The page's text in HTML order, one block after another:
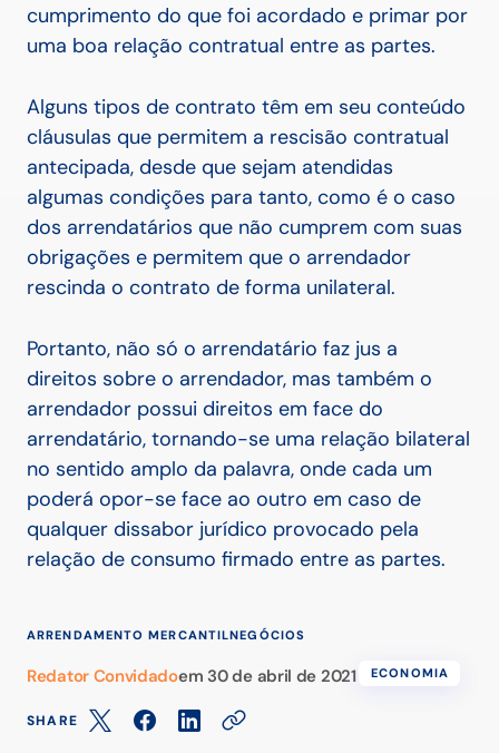
cumprimento do que foi acordado e primar por
uma boa relação contratual entre as partes.
Alguns tipos de contrato têm em seu conteúdo
cláusulas que permitem a rescisão contratual
antecipada, desde que sejam atendidas
algumas condições para tanto, como é o caso
dos arrendatários que não cumprem com suas
obrigações e permitem que o arrendador
rescinda o contrato de forma unilateral.
Portanto, não só o arrendatário faz jus a
direitos sobre o arrendador, mas também o
arrendador possui direitos em face do
arrendatário, tornando-se uma relação bilateral
no sentido amplo da palavra, onde cada um
poderá opor-se face ao outro em caso de
qualquer dissabor jurídico provocado pela
relação de consumo firmado entre as partes.
ARRENDAMENTO MERCANTILNEGÓCIOS
Redator Convidadoem 30 de abril de 2021 ECONOMIA
SHARE